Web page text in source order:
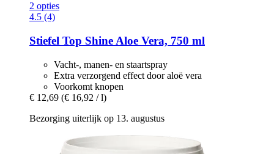
2 opties
4.5 (4)
Stiefel Top Shine Aloe Vera, 750 ml
Vacht-, manen- en staartspray
Extra verzorgend effect door aloë vera
Voorkomt knopen
€ 12,69 (€ 16,92 / l)
Bezorging uiterlijk op 13. augustus